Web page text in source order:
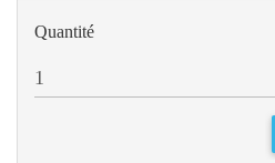
Quantité